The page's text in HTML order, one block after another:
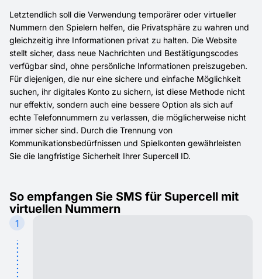
Letztendlich soll die Verwendung temporärer oder virtueller
Nummern den Spielern helfen, die Privatsphäre zu wahren und
gleichzeitig ihre Informationen privat zu halten. Die Website
stellt sicher, dass neue Nachrichten und Bestätigungscodes
verfügbar sind, ohne persönliche Informationen preiszugeben.
Für diejenigen, die nur eine sichere und einfache Möglichkeit
suchen, ihr digitales Konto zu sichern, ist diese Methode nicht
nur effektiv, sondern auch eine bessere Option als sich auf
echte Telefonnummern zu verlassen, die möglicherweise nicht
immer sicher sind. Durch die Trennung von
Kommunikationsbedürfnissen und Spielkonten gewährleisten
Sie die langfristige Sicherheit Ihrer Supercell ID.
So empfangen Sie SMS für Supercell mit
virtuellen Nummern
1